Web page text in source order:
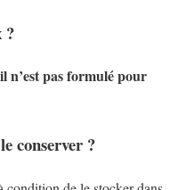
?
il n’est pas formulé pour
conserver ?